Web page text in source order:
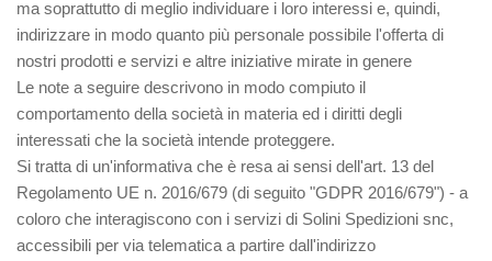
ma soprattutto di meglio individuare i loro interessi e, quindi,
indirizzare in modo quanto più personale possibile l'offerta di
nostri prodotti e servizi e altre iniziative mirate in genere
Le note a seguire descrivono in modo compiuto il
comportamento della società in materia ed i diritti degli
interessati che la società intende proteggere.
Si tratta di un'informativa che è resa ai sensi dell'art. 13 del
Regolamento UE n. 2016/679 (di seguito "GDPR 2016/679") - a
coloro che interagiscono con i servizi di Solini Spedizioni snc,
accessibili per via telematica a partire dall'indirizzo